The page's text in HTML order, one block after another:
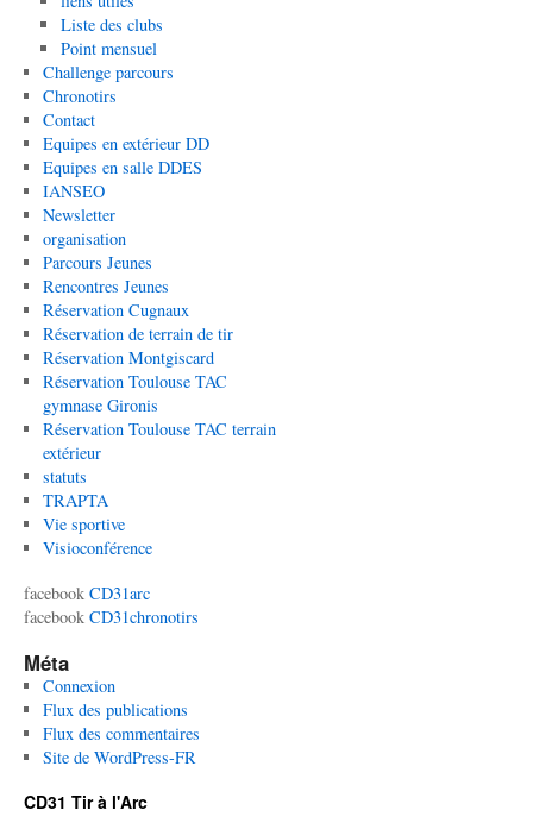
Liste des clubs
Point mensuel
Challenge parcours
Chronotirs
Contact
Equipes en extérieur DD
Equipes en salle DDES
IANSEO
Newsletter
organisation
Parcours Jeunes
Rencontres Jeunes
Réservation Cugnaux
Réservation de terrain de tir
Réservation Montgiscard
Réservation Toulouse TAC
gymnase Gironis
Réservation Toulouse TAC terrain
extérieur
statuts
TRAPTA
Vie sportive
Visioconférence
facebook CD31arc
facebook CD31chronotirs
Méta
Connexion
Flux des publications
Flux des commentaires
Site de WordPress-FR
CD31 Tir à l'Arc